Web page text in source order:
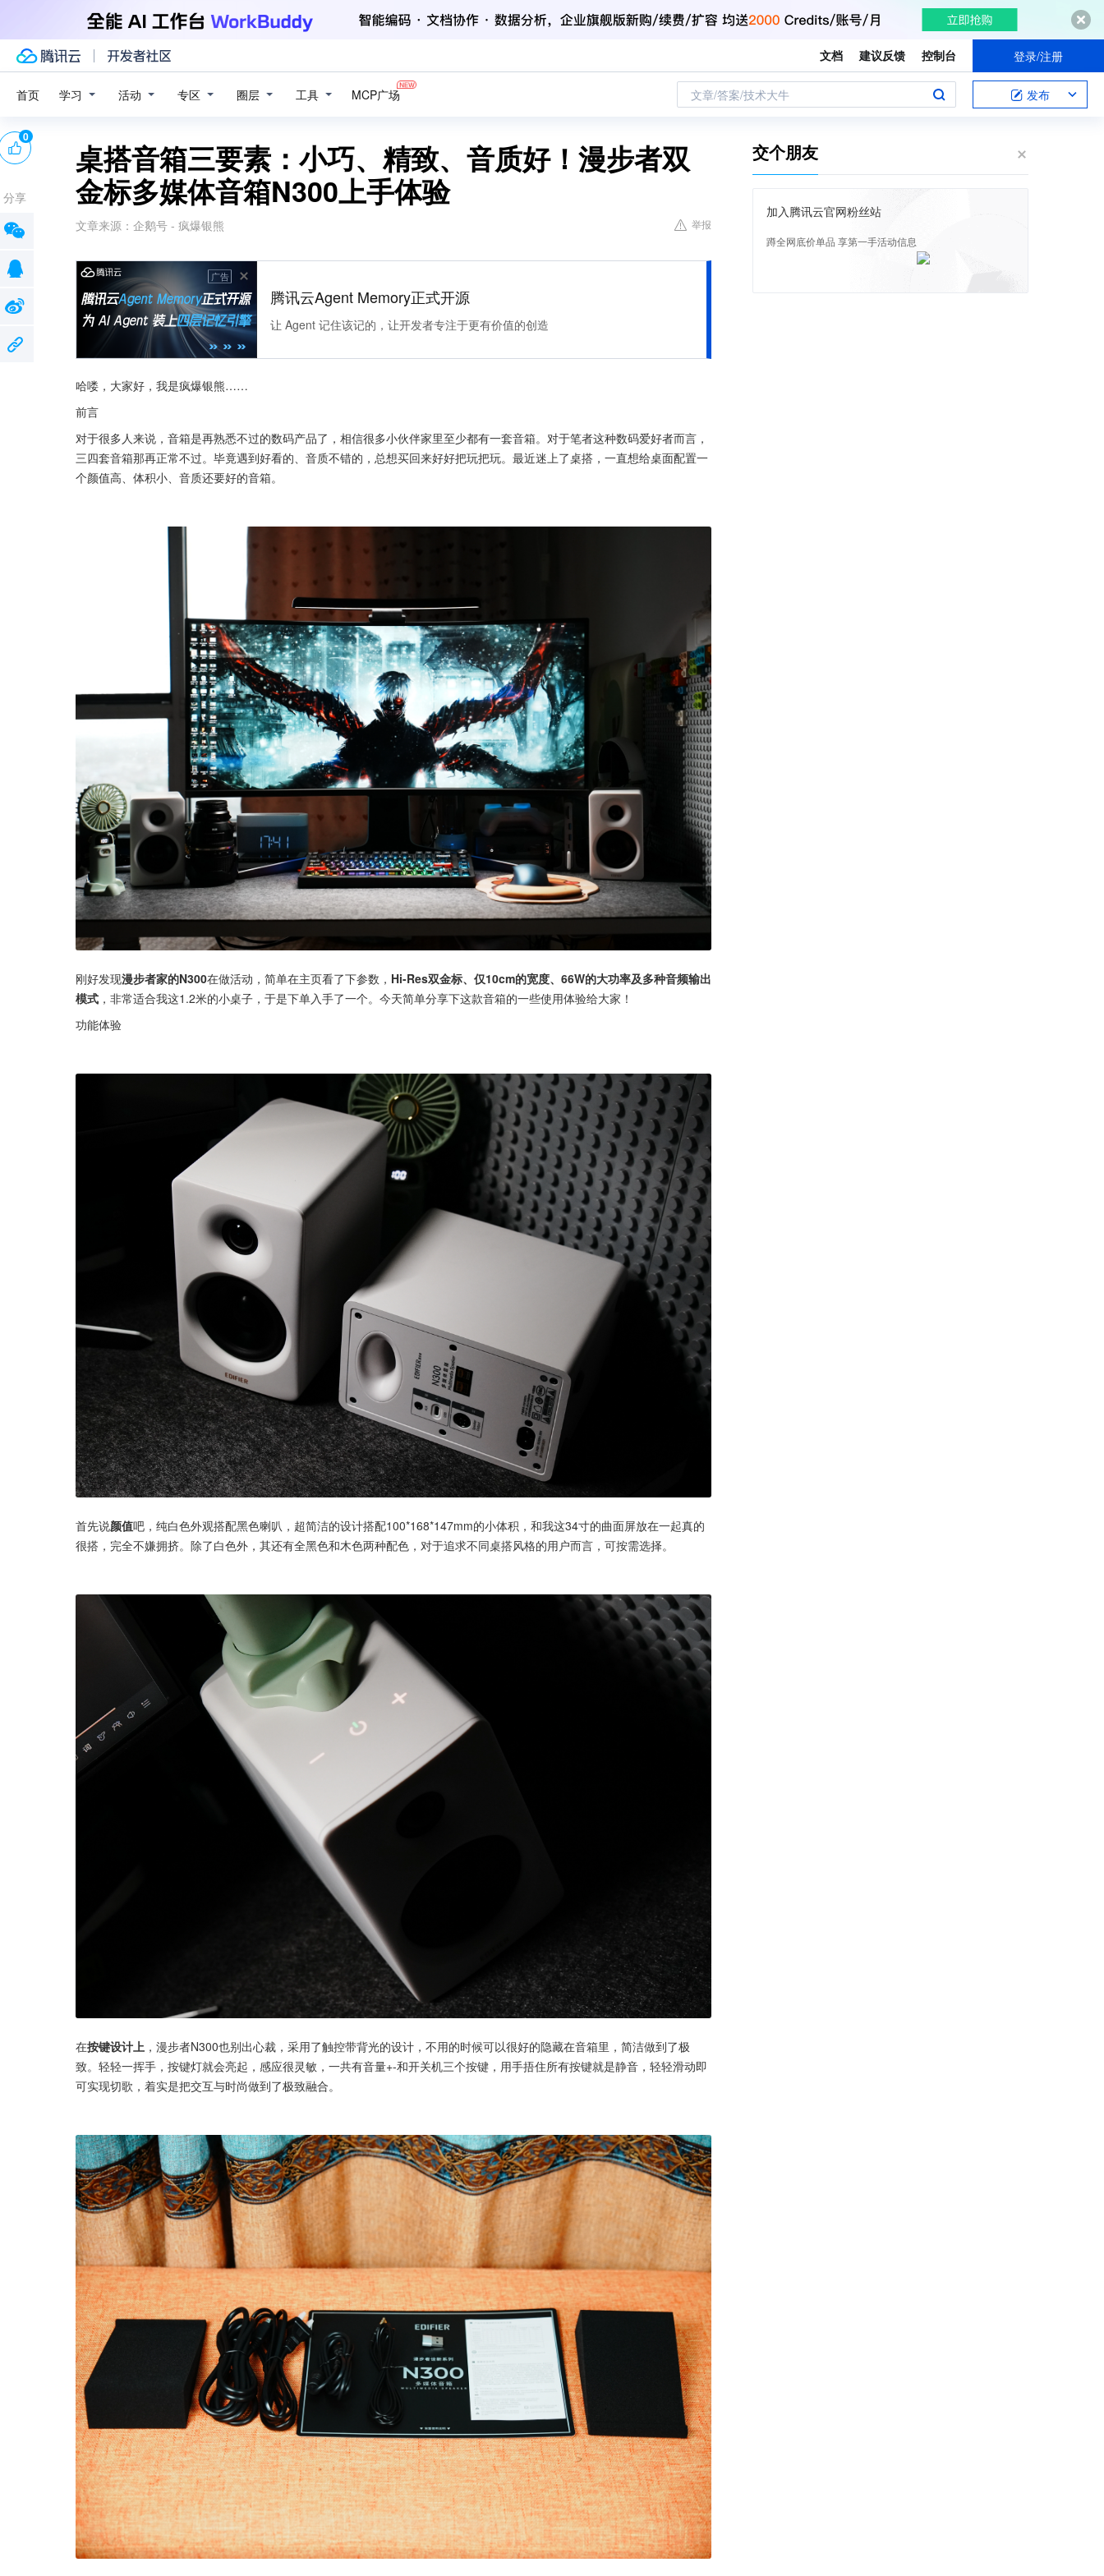
文档 建议反馈 控制台 登录/注册
首页 学习 活动 专区 圈层 工具 MCP广场 文章/答案/技术大牛 发布
桌搭音箱三要素：小巧、精致、音质好！漫步者双
金标多媒体音箱N300上手体验
文章来源： 企鹅号 - 疯爆银熊 举报
广告
腾讯云Agent Memory正式开源
让 Agent 记住该记的，让开发者专注于更有价值的创造
哈喽，大家好，我是疯爆银熊……
前言
对于很多人来说，音箱是再熟悉不过的数码产品了，相信很多小伙伴家里至少都有一套音箱。对于笔者这种数码爱好者而言，
三四套音箱那再正常不过。毕竟遇到好看的、音质不错的，总想买回来好好把玩把玩。最近迷上了桌搭，一直想给桌面配置一
个颜值高、体积小、音质还要好的音箱。
刚好发现漫步者家的N300在做活动，简单在主页看了下参数， Hi-Res双金标、仅10cm的宽度、66W的大功率及多种音频输出
模式 ，非常适合我这1.2米的小桌子，于是下单入手了一个。今天简单分享下这款音箱的一些使用体验给大家！
功能体验
首先说颜值吧，纯白色外观搭配黑色喇叭，超简洁的设计搭配100*168*147mm的小体积，和我这34寸的曲面屏放在一起真的
很搭，完全不嫌拥挤。除了白色外，其还有全黑色和木色两种配色，对于追求不同桌搭风格的用户而言，可按需选择。
在按键设计上 ，漫步者N300也别出心裁，采用了触控带背光的设计，不用的时候可以很好的隐藏在音箱里，简洁做到了极
致。轻轻一挥手，按键灯就会亮起，感应很灵敏，一共有音量+-和开关机三个按键，用手捂住所有按键就是静音，轻轻滑动即
可实现切歌，着实是把交互与时尚做到了极致融合。
0
分享
交个朋友
加入腾讯云官网粉丝站
蹲全网底价单品 享第一手活动信息